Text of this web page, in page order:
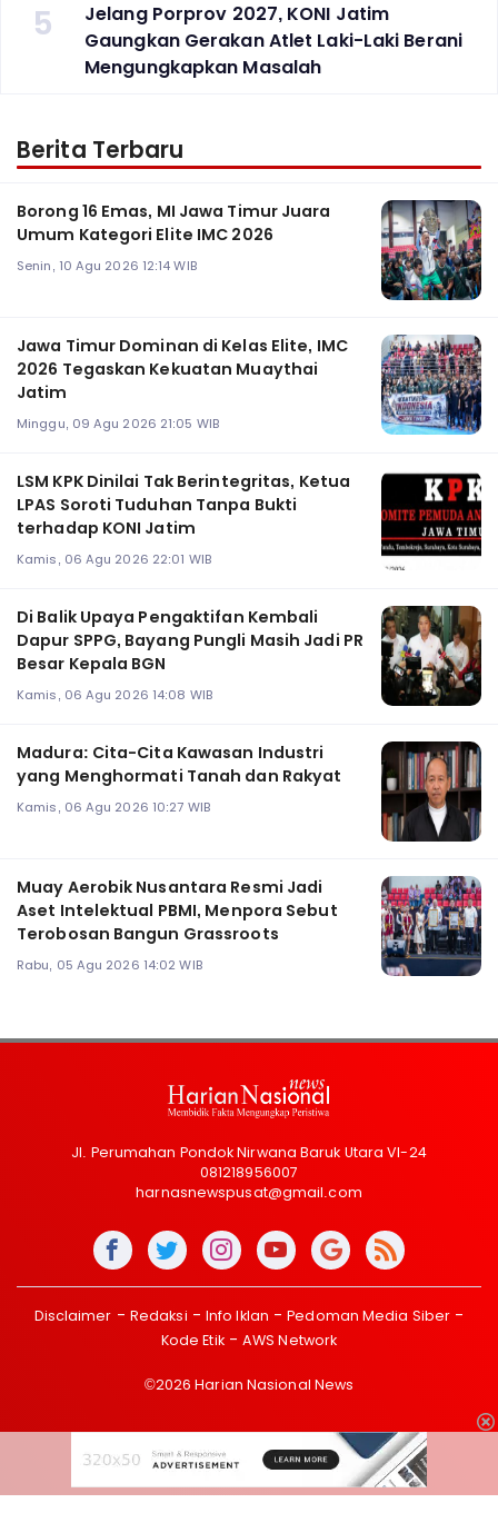
5
Jelang Porprov 2027, KONI Jatim
Gaungkan Gerakan Atlet Laki-Laki Berani
Mengungkapkan Masalah
Berita Terbaru
Borong 16 Emas, MI Jawa Timur Juara
Umum Kategori Elite IMC 2026
Senin, 10 Agu 2026 12:14 WIB
Jawa Timur Dominan di Kelas Elite, IMC
2026 Tegaskan Kekuatan Muaythai
Jatim
Minggu, 09 Agu 2026 21:05 WIB
LSM KPK Dinilai Tak Berintegritas, Ketua
LPAS Soroti Tuduhan Tanpa Bukti
terhadap KONI Jatim
Kamis, 06 Agu 2026 22:01 WIB
Di Balik Upaya Pengaktifan Kembali
Dapur SPPG, Bayang Pungli Masih Jadi PR
Besar Kepala BGN
Kamis, 06 Agu 2026 14:08 WIB
Madura: Cita-Cita Kawasan Industri
yang Menghormati Tanah dan Rakyat
Kamis, 06 Agu 2026 10:27 WIB
Muay Aerobik Nusantara Resmi Jadi
Aset Intelektual PBMI, Menpora Sebut
Terobosan Bangun Grassroots
Rabu, 05 Agu 2026 14:02 WIB
Jl. Perumahan Pondok Nirwana Baruk Utara VI-24
081218956007
harnasnewspusat@gmail.com
Disclaimer Redaksi Info Iklan
Pedoman Media Siber
Kode Etik
AWS Network
©2026 Harian Nasional News